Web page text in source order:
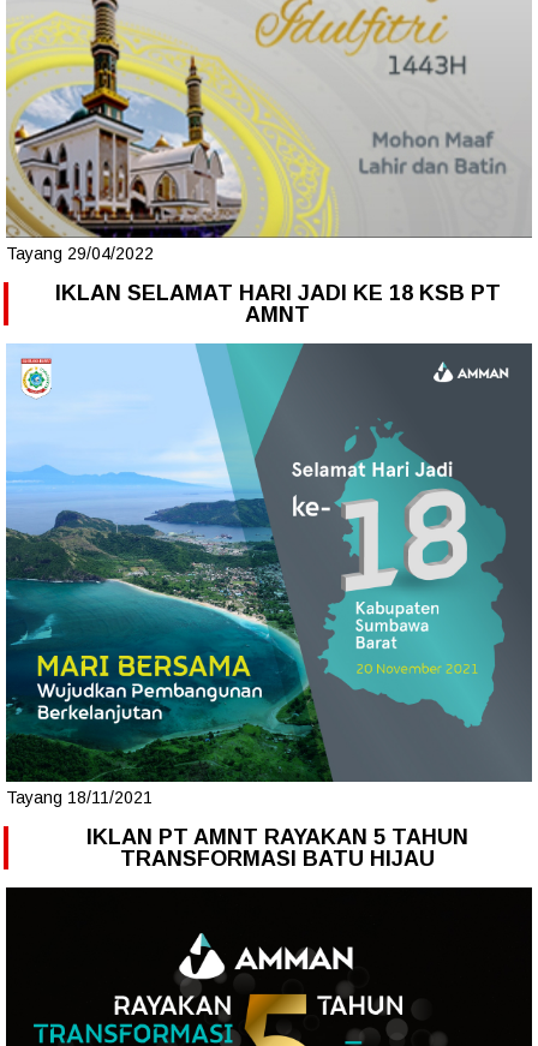
Tayang 29/04/2022
IKLAN SELAMAT HARI JADI KE 18 KSB PT
AMNT
Tayang 18/11/2021
IKLAN PT AMNT RAYAKAN 5 TAHUN
TRANSFORMASI BATU HIJAU